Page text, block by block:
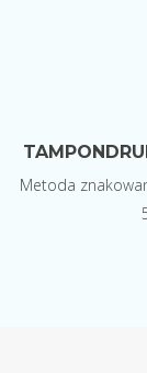
Metoda